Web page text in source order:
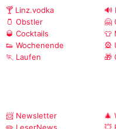
🍸 Linz.vodka
🫙 Obstler
🥃 Cocktails
👟 Wochenende
🏃 Laufen
🔊
🤗
👕
🎡
🎁
📨 Newsletter
🎄